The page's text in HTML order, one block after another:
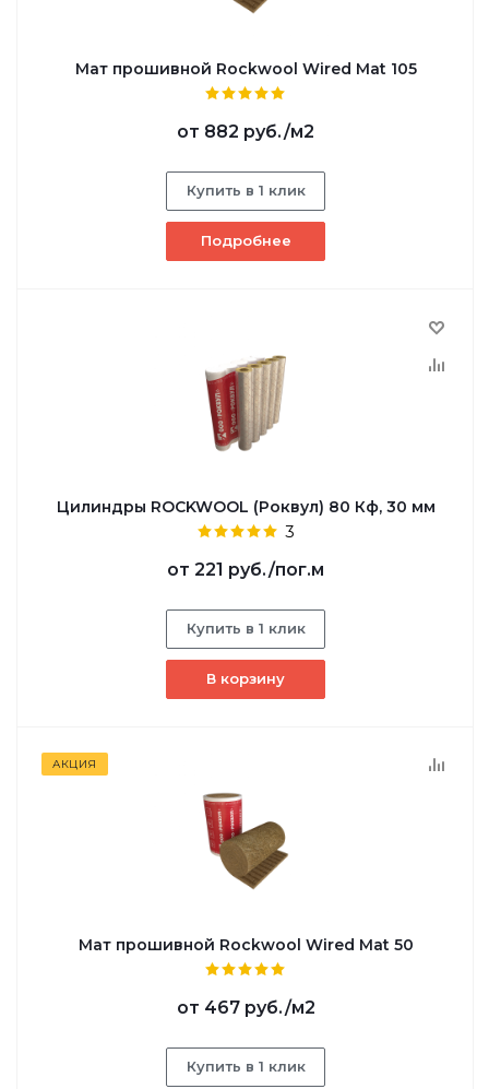
Мат прошивной Rockwool Wired Mat 105
от 882 руб./м2
Купить в 1 клик
Подробнее
Цилиндры ROCKWOOL (Роквул) 80 Кф, 30 мм
3
от 221 руб./пог.м
Купить в 1 клик
В корзину
АКЦИЯ
Мат прошивной Rockwool Wired Mat 50
от 467 руб./м2
Купить в 1 клик